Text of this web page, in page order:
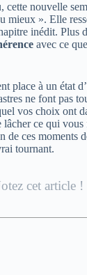
cette nouvelle
mieux ». Elle
inédit. Plus
avec ce
place à un état
ne font pas
vos choix ont
lâcher ce qui
de ces moments
tournant.
cet article !